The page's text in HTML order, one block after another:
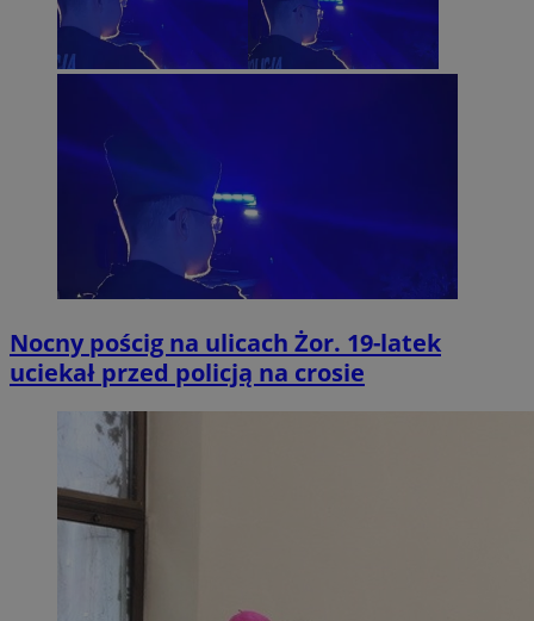
Nocny pościg na ulicach Żor. 19-latek
uciekał przed policją na crosie